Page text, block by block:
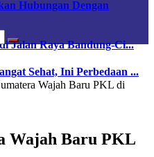
Hubungan Dengan
Jalan Raya Bandung-Ci...
Sehat, Ini Perbedaan ...
Wajah Baru PKL di
Wajah Baru PKL